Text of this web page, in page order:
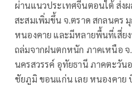
ผ่านแนวประเทศจีนตอนใต้ ส่ง
สะสมเพิ่มขึ้น จ.ตราด สกลนคร
หนองคาย และมีหลายพื้นที่เสี่ย
ถล่มจากฝนตกหนัก ภาคเหนือ
นครสวรรค์ อุทัยธานี ภาคตะวัน
ชัยภูมิ ขอนแก่น เลย หนองคาย